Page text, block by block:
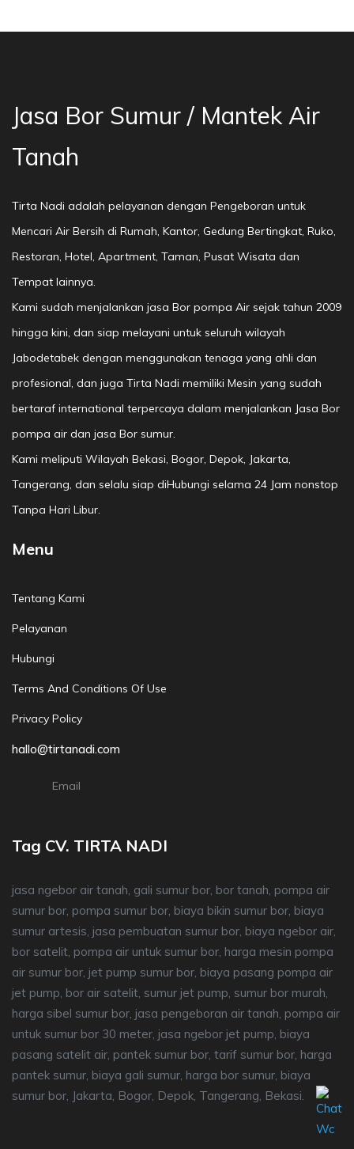
Jasa Bor Sumur / Mantek Air
Tanah
Tirta Nadi adalah pelayanan dengan Pengeboran untuk
Mencari Air Bersih di Rumah, Kantor, Gedung Bertingkat, Ruko,
Restoran, Hotel, Apartment, Taman, Pusat Wisata dan
Tempat lainnya.
Kami sudah menjalankan jasa Bor pompa Air sejak tahun 2009
hingga kini, dan siap melayani untuk seluruh wilayah
Jabodetabek dengan menggunakan tenaga yang ahli dan
profesional, dan juga Tirta Nadi memiliki Mesin yang sudah
bertaraf international terpercaya dalam menjalankan Jasa Bor
pompa air dan jasa Bor sumur.
Kami meliputi Wilayah Bekasi, Bogor, Depok, Jakarta,
Tangerang, dan selalu siap diHubungi selama 24 Jam nonstop
Tanpa Hari Libur.
Menu
Tentang Kami
Pelayanan
Hubungi
Terms And Conditions Of Use
Privacy Policy
hallo@tirtanadi.com
Email
Tag CV. TIRTA NADI
jasa ngebor air tanah, gali sumur bor, bor tanah, pompa air
sumur bor, pompa sumur bor, biaya bikin sumur bor, biaya
sumur artesis, jasa pembuatan sumur bor, biaya ngebor air,
bor satelit, pompa air untuk sumur bor, harga mesin pompa
air sumur bor, jet pump sumur bor, biaya pasang pompa air
jet pump, bor air satelit, sumur jet pump, sumur bor murah,
harga sibel sumur bor, jasa pengeboran air tanah, pompa air
untuk sumur bor 30 meter, jasa ngebor jet pump, biaya
pasang satelit air, pantek sumur bor, tarif sumur bor, harga
pantek sumur, biaya gali sumur, harga bor sumur, biaya
sumur bor, Jakarta, Bogor, Depok, Tangerang, Bekasi.